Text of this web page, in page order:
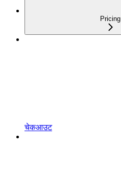
Pricing
चेकआउट